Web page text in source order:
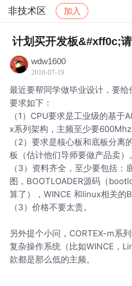
非技术区 加入
社区 非技术区 帖子详情
计划买开发板&#xff0c;
wdw1600
2010-07-19
最近要帮同学做毕业设计，要给
要求如下：
（1）CPU要求是工业级的基于
x系列架构，主频至少要600Mhz
（2）要求是核心板和底板分离
板（估计他们导师要做产品卖）
（3）资料齐全，至少要包括：
图，BOOTLOADER源码（
算了），WINCE 和linux相关的
（3）价格不要太贵。
另外提个小问，CORTEX-m系
复杂操作系统（比如WINCE，
款都是那么低的主频。